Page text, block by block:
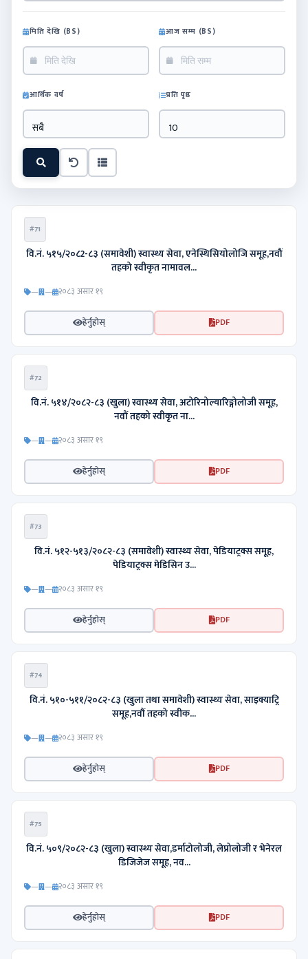
मिति देखि (BS) आज सम्म (BS)
आर्थिक वर्ष
सबै
प्रति पृष्ठ
10
#71
वि.नं. ५१५/२०८2-८३ (समावेशी) स्वास्थ्य सेवा, एनेस्थिसियोलोजि समूह,नवौं
तहको स्वीकृत नामावल...
— — २०८३ असार १९
हेर्नुहोस् PDF
#72
वि.नं. ५१४/२०८२-८३ (खुला) स्वास्थ्य सेवा, अटोरिनोल्यारिङ्गोलोजी समूह,
नवौं तहको स्वीकृत ना...
— — २०८३ असार १९
हेर्नुहोस् PDF
#73
वि.नं. ५१२-५१३/२०८२-८३ (समावेशी) स्वास्थ्य सेवा, पेडियाट्रक्स समूह,
पेडियाट्रक्स मेडिसिन उ...
— — २०८३ असार १९
हेर्नुहोस् PDF
#74
वि.नं. ५१०-५११/२०८२-८३ (खुला तथा समावेशी) स्वास्थ्य सेवा, साइक्याट्रि
समूह,नवौं तहको स्वीक...
— — २०८३ असार १९
हेर्नुहोस् PDF
#75
वि.नं. ५०९/२०८२-८३ (खुला) स्वास्थ्य सेवा,डर्माटोलोजी, लेप्रोलोजी र भेनेरल
डिजिजेज समूह, नव...
— — २०८३ असार १९
हेर्नुहोस् PDF